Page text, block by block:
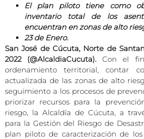
El plan piloto tiene como
inventario total de los
encuentran en zonas de alto
23 de Enero.
San José de Cúcuta, Norte de
2022 (@AlcaldiaCucuta).Con el
ordenamiento territorial, contar
actualizada de las zonas de alto
seguimiento a los procesos de
priorizar recursos para la
riesgo, la Alcaldía de Cúcuta, a
para la Gestión del Riesgo de
plan piloto de caracterización de